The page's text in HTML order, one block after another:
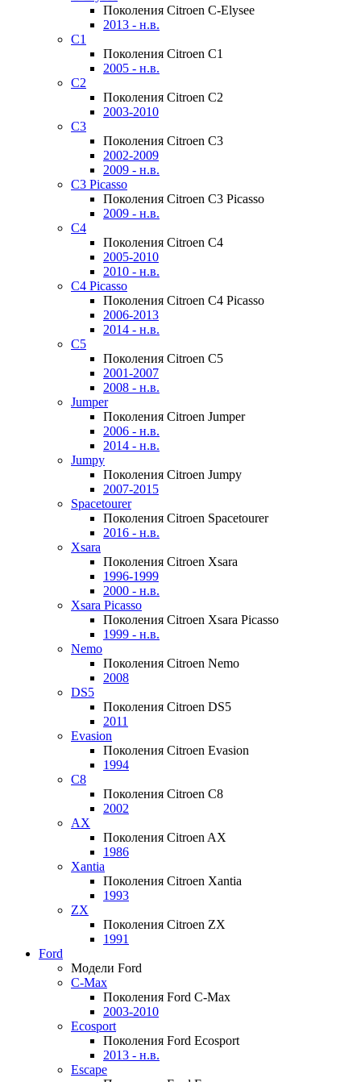
Поколения Citroen C-Elysee
2013 - н.в.
C1
Поколения Citroen C1
2005 - н.в.
C2
Поколения Citroen C2
2003-2010
C3
Поколения Citroen C3
2002-2009
2009 - н.в.
C3 Picasso
Поколения Citroen C3 Picasso
2009 - н.в.
C4
Поколения Citroen C4
2005-2010
2010 - н.в.
C4 Picasso
Поколения Citroen C4 Picasso
2006-2013
2014 - н.в.
C5
Поколения Citroen C5
2001-2007
2008 - н.в.
Jumper
Поколения Citroen Jumper
2006 - н.в.
2014 - н.в.
Jumpy
Поколения Citroen Jumpy
2007-2015
Spacetourer
Поколения Citroen Spacetourer
2016 - н.в.
Xsara
Поколения Citroen Xsara
1996-1999
2000 - н.в.
Xsara Picasso
Поколения Citroen Xsara Picasso
1999 - н.в.
Nemo
Поколения Citroen Nemo
2008
DS5
Поколения Citroen DS5
2011
Evasion
Поколения Citroen Evasion
1994
C8
Поколения Citroen C8
2002
AX
Поколения Citroen AX
1986
Xantia
Поколения Citroen Xantia
1993
ZX
Поколения Citroen ZX
1991
Ford
Модели Ford
C-Max
Поколения Ford C-Max
2003-2010
Ecosport
Поколения Ford Ecosport
2013 - н.в.
Escape